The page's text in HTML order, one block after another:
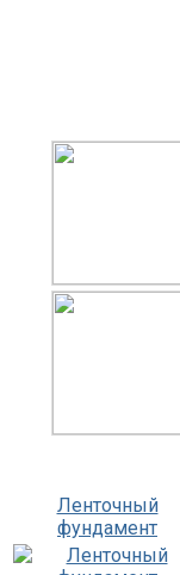
Ленточный
фундамент